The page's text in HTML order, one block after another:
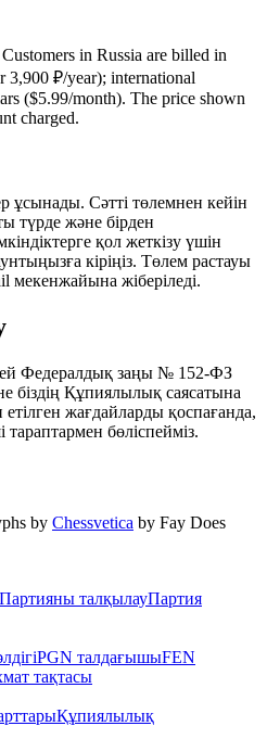
in Russia are billed in
3,900 ₽/year); international
($5.99/month). The price shown
charged.
ұсынады. Сәтті төлемнен кейін
түрде және бірден
қол жеткізу үшін
кіріңіз. Төлем растауы
мекенжайына жіберіледі.
Федералдық заңы № 152-ФЗ
біздің Құпиялылық саясатына
етілген жағдайларды қоспағанда,
бөліспейміз.
by Chessvetica by Fay Does
Партияны талқылауПартия
PGN талдағышыFEN
тақтасы
Құпиялылық